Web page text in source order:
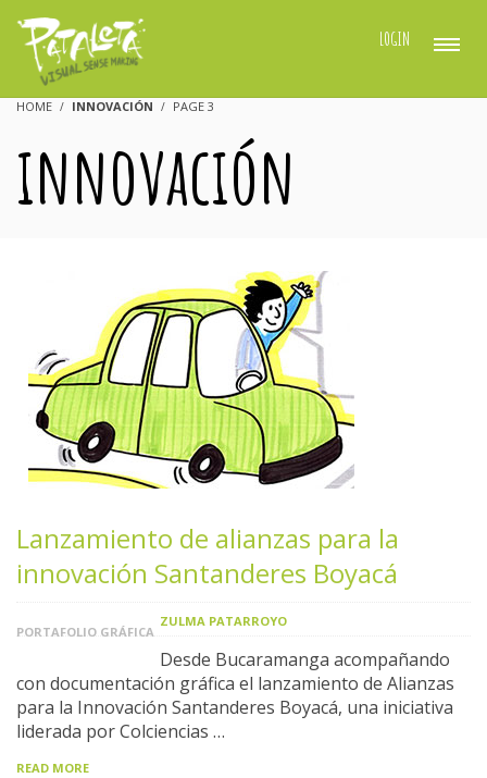
LOGIN
HOME INNOVACIÓN PAGE 3
innovación
Lanzamiento de alianzas para la
innovación Santanderes Boyacá
PORTAFOLIO GRÁFICA
ZULMA PATARROYO
Desde Bucaramanga acompañando
con documentación gráfica el lanzamiento de Alianzas
para la Innovación Santanderes Boyacá, una iniciativa
liderada por Colciencias …
READ MORE